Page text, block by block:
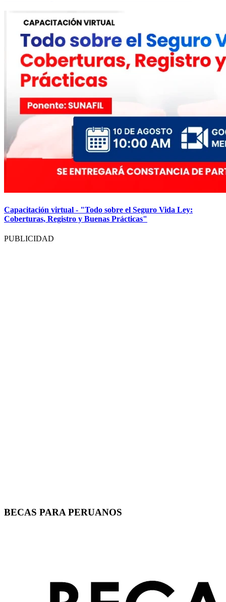
Capacitación virtual - "Todo sobre el Seguro Vida Ley:
Coberturas, Registro y Buenas Prácticas"
PUBLICIDAD
BECAS PARA PERUANOS